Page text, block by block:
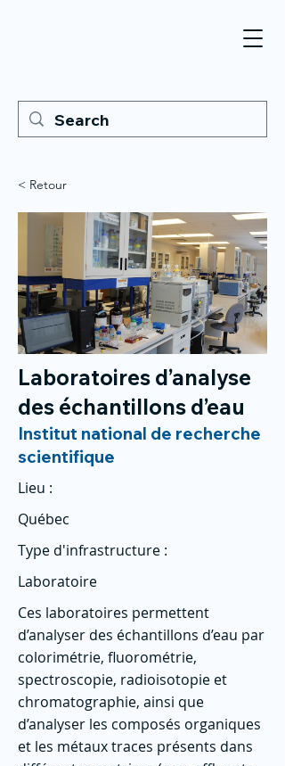
< Retour
Laboratoires d’analyse
des échantillons d’eau
Institut national de recherche
scientifique
Lieu :
Québec
Type d'infrastructure :
Laboratoire
Ces laboratoires permettent
d’analyser des échantillons d’eau par
colorimétrie, fluorométrie,
spectroscopie, radioisotopie et
chromatographie, ainsi que
d’analyser les composés organiques
et les métaux traces présents dans